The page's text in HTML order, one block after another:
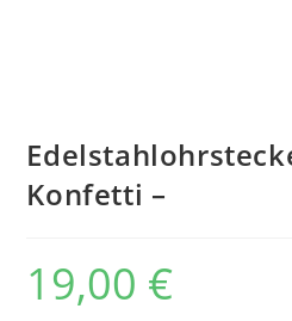
Konfetti –
19,00 €